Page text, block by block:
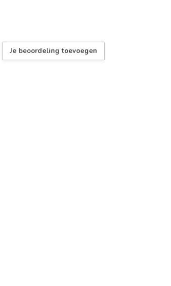
Je beoordeling toevoegen